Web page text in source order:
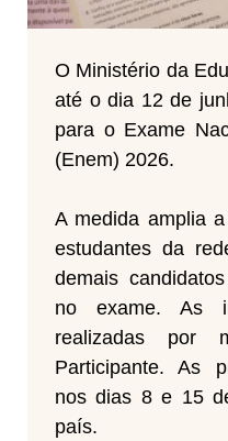
O Ministério da
até o dia 12 de
para o Exame
(Enem) 2026.
A medida amplia
estudantes da
demais
no exame. As
realizadas por
Participante. As
nos dias 8 e 15
país.